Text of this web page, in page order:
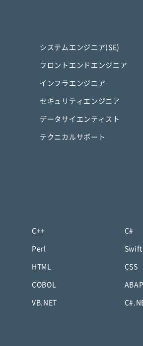
システムエンジニア(SE)
フロントエンドエンジニア
インフラエンジニア
セキュリティエンジニア
データサイエンティスト
テクニカルサポート
C++ C#
Perl Swift
HTML CSS
COBOL ABAP
VB.NET